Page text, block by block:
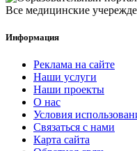
Все медицинские
Информация
Реклама на сайте
Наши услуги
Наши проекты
О нас
Условия
Связаться с нами
Карта сайта